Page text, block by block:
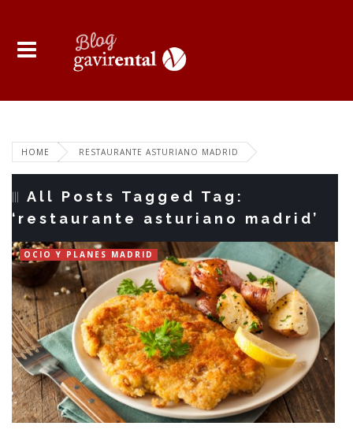
HOME RESTAURANTE ASTURIANO MADRID
All Posts Tagged Tag:
‘restaurante asturiano madrid’
OCIO Y PLANES MADRID